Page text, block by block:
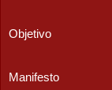
Objetivo
Manifesto